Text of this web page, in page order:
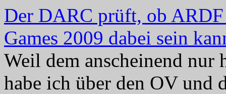
Der DARC prüft, ob
Games 2009 dabei sein
Weil dem anscheinend nur
habe ich über den OV und